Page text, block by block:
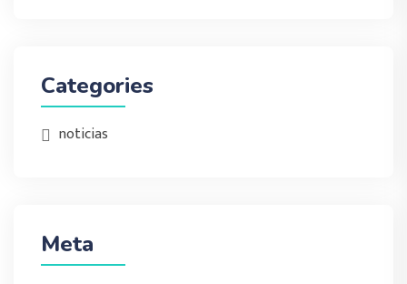
Categories
noticias
Meta